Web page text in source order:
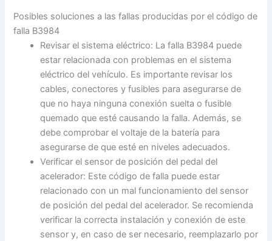
Posibles soluciones a las fallas producidas por el código de
falla B3984
Revisar el sistema eléctrico: La falla B3984 puede
estar relacionada con problemas en el sistema
eléctrico del vehículo. Es importante revisar los
cables, conectores y fusibles para asegurarse de
que no haya ninguna conexión suelta o fusible
quemado que esté causando la falla. Además, se
debe comprobar el voltaje de la batería para
asegurarse de que esté en niveles adecuados.
Verificar el sensor de posición del pedal del
acelerador: Este código de falla puede estar
relacionado con un mal funcionamiento del sensor
de posición del pedal del acelerador. Se recomienda
verificar la correcta instalación y conexión de este
sensor y, en caso de ser necesario, reemplazarlo por